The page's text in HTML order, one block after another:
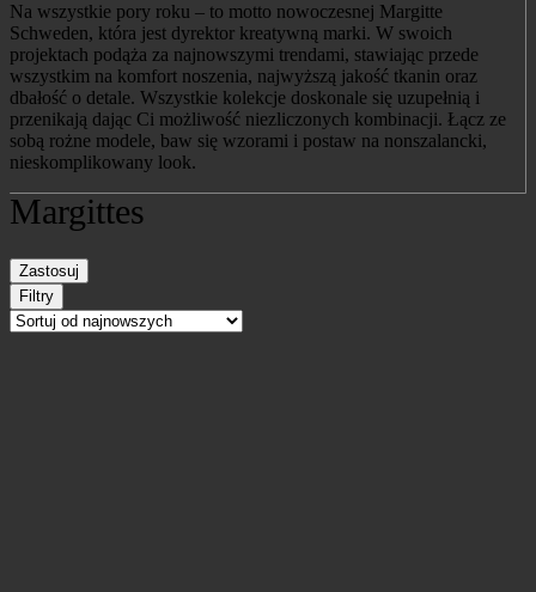
Na wszystkie pory roku – to motto nowoczesnej Margitte
Schweden, która jest dyrektor kreatywną marki. W swoich
projektach podąża za najnowszymi trendami, stawiając przede
wszystkim na komfort noszenia, najwyższą jakość tkanin oraz
dbałość o detale. Wszystkie kolekcje doskonale się uzupełnią i
przenikają dając Ci możliwość niezliczonych kombinacji. Łącz ze
sobą rożne modele, baw się wzorami i postaw na nonszalancki,
nieskomplikowany look.
Margittes
Zastosuj
Filtry